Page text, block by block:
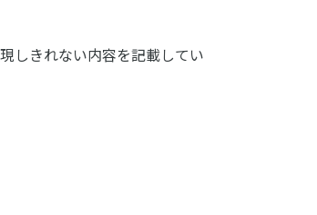
しきれない内容を記載してい